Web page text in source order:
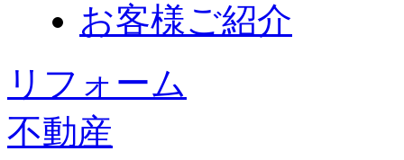
お客様ご紹介
リフォーム
不動産